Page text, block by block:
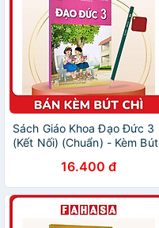
Sách Giáo Khoa Đạo Đức 3
(Kết Nối) (Chuẩn) - Kèm Bút
16.400 đ